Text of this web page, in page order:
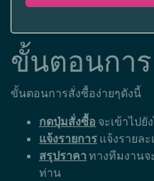
ขั้นตอนกา
ขั้นตอนการสั่งซื้อง่ายๆดังนี้
กดปุ่มสั่งซื้อ จะเข้าไปยั
แจ้งรายการ แจ้งรายล
สรุปราคา ทางทีมงาน
ท่าน